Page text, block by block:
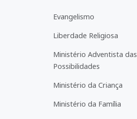
Evangelismo
Liberdade Religiosa
Ministério Adventista das
Possibilidades
Ministério da Criança
Ministério da Família